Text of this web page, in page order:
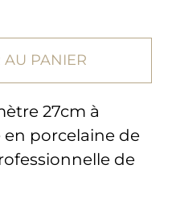
AU PANIER
27cm à
porcelaine de
de